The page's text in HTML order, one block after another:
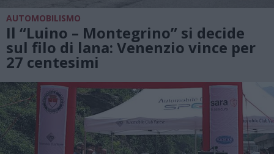
AUTOMOBILISMO
Il “Luino – Montegrino” si decide
sul filo di lana: Venenzio vince per
27 centesimi